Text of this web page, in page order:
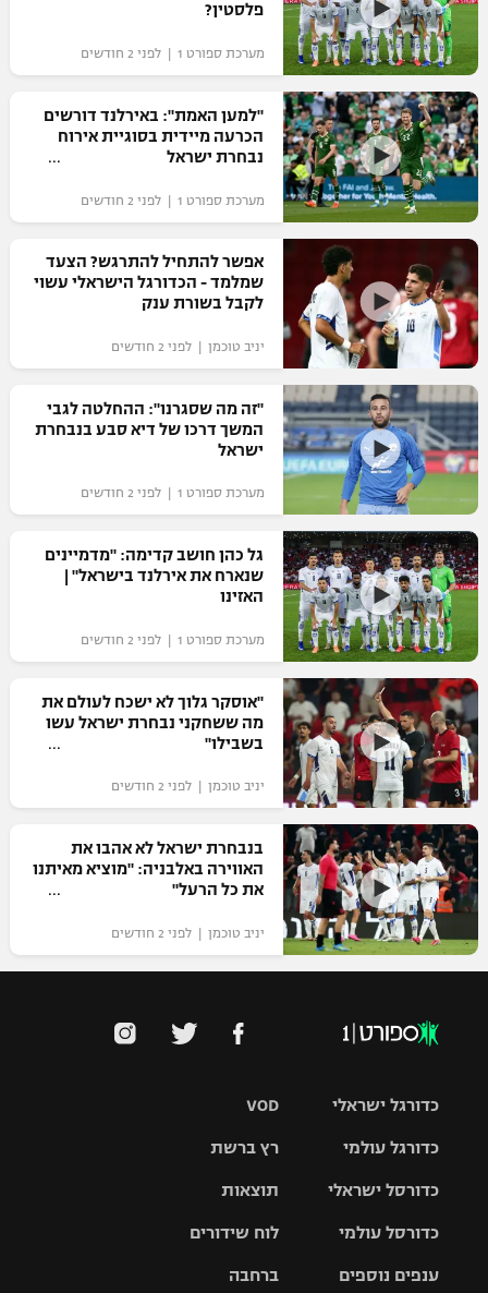
פלסטין?
מערכת ספורט 1 | לפני 2 חודשים
"למען האמת": באירלנד דורשים
הכרעה מיידית בסוגיית אירוח
נבחרת ישראל
מערכת ספורט 1 | לפני 2 חודשים
אפשר להתחיל להתרגש? הצעד
שמלמד - הכדורגל הישראלי עשוי
לקבל בשורת ענק
יניב טוכמן | לפני 2 חודשים
"זה מה שסגרנו": ההחלטה לגבי
המשך דרכו של דיא סבע בנבחרת
ישראל
מערכת ספורט 1 | לפני 2 חודשים
גל כהן חושב קדימה: "מדמיינים
שנארח את אירלנד בישראל" |
האזינו
מערכת ספורט 1 | לפני 2 חודשים
"אוסקר גלוך לא ישכח לעולם את
מה ששחקני נבחרת ישראל עשו
בשבילו"
יניב טוכמן | לפני 2 חודשים
בנבחרת ישראל לא אהבו את
האווירה באלבניה: "מוציא מאיתנו
את כל הרעל"
יניב טוכמן | לפני 2 חודשים
VOD
רץ ברשת
תוצאות
לוח שידורים
ברחבה
כדורגל ישראלי
גביע הטוטו
כדורגל עולמי
האלופות
ליגה
כדורסל ישראלי
סל
כדורסל עולמי
ענפים נוספים